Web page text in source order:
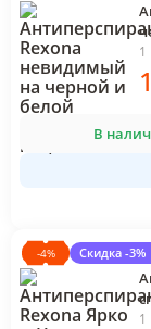
1
В
-4% Скидка -3%
1